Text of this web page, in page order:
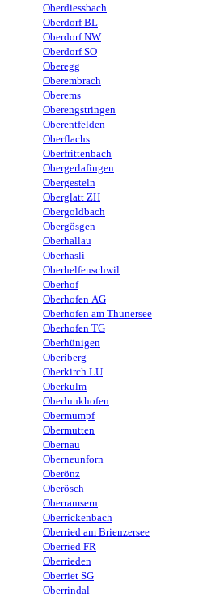
Oberdiessbach
Oberdorf BL
Oberdorf NW
Oberdorf SO
Oberegg
Oberembrach
Oberems
Oberengstringen
Oberentfelden
Oberflachs
Oberfrittenbach
Obergerlafingen
Obergesteln
Oberglatt ZH
Obergoldbach
Obergösgen
Oberhallau
Oberhasli
Oberhelfenschwil
Oberhof
Oberhofen AG
Oberhofen am Thunersee
Oberhofen TG
Oberhünigen
Oberiberg
Oberkirch LU
Oberkulm
Oberlunkhofen
Obermumpf
Obermutten
Obernau
Oberneunforn
Oberönz
Oberösch
Oberramsern
Oberrickenbach
Oberried am Brienzersee
Oberried FR
Oberrieden
Oberriet SG
Oberrindal